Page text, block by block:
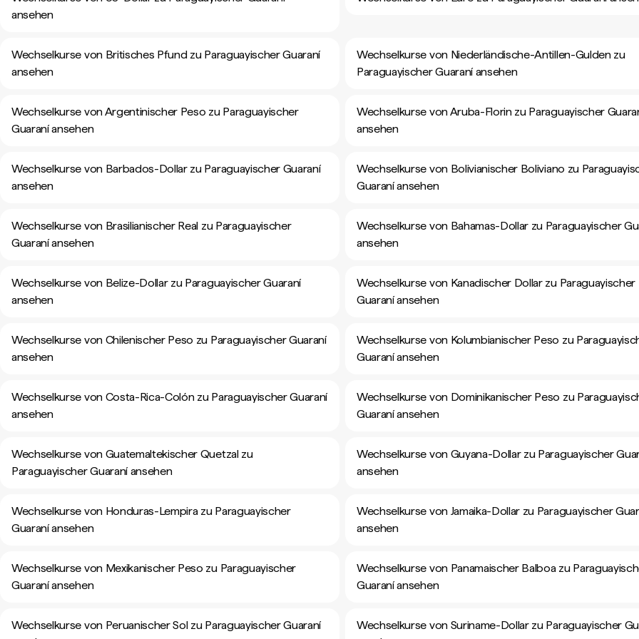
ansehen
Wechselkurse von Britisches Pfund zu Paraguayischer Guaraní
ansehen
Wechselkurse von Niederländische-Antillen-Gulden zu
Paraguayischer Guaraní ansehen
Wechselkurse von Argentinischer Peso zu Paraguayischer
Guaraní ansehen
Wechselkurse von Aruba-Florin zu Paraguayischer
ansehen
Wechselkurse von Barbados-Dollar zu Paraguayischer Guaraní
ansehen
Wechselkurse von Bolivianischer Boliviano zu
Guaraní ansehen
Wechselkurse von Brasilianischer Real zu Paraguayischer
Guaraní ansehen
Wechselkurse von Bahamas-Dollar zu Paraguayischer
ansehen
Wechselkurse von Belize-Dollar zu Paraguayischer Guaraní
ansehen
Wechselkurse von Kanadischer Dollar zu Paraguayischer
Guaraní ansehen
Wechselkurse von Chilenischer Peso zu Paraguayischer Guaraní
ansehen
Wechselkurse von Kolumbianischer Peso zu
Guaraní ansehen
Wechselkurse von Costa-Rica-Colón zu Paraguayischer Guaraní
ansehen
Wechselkurse von Dominikanischer Peso zu
Guaraní ansehen
Wechselkurse von Guatemaltekischer Quetzal zu
Paraguayischer Guaraní ansehen
Wechselkurse von Guyana-Dollar zu Paraguayischer
ansehen
Wechselkurse von Honduras-Lempira zu Paraguayischer
Guaraní ansehen
Wechselkurse von Jamaika-Dollar zu Paraguayischer
ansehen
Wechselkurse von Mexikanischer Peso zu Paraguayischer
Guaraní ansehen
Wechselkurse von Panamaischer Balboa zu
Guaraní ansehen
Wechselkurse von Peruanischer Sol zu Paraguayischer Guaraní
Wechselkurse von Suriname-Dollar zu Paraguayischer